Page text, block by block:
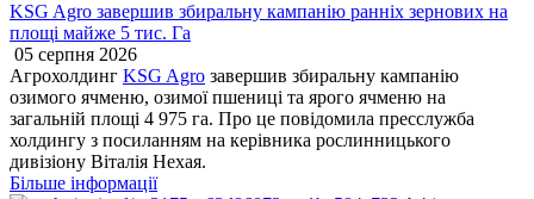
KSG Agro завершив збиральну кампанію ранніх зернових на
площі майже 5 тис. Га
05 серпня 2026
Агрохолдинг KSG Agro завершив збиральну кампанію
озимого ячменю, озимої пшениці та ярого ячменю на
загальній площі 4 975 га. Про це повідомила пресслужба
холдингу з посиланням на керівника рослинницького
дивізіону Віталія Нехая.
Більше інформації